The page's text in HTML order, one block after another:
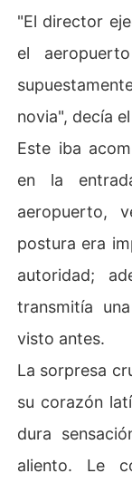
"El director
el
novia", decía
Este iba
en la
aeropuerto,
postura era
autoridad;
transmitía
visto antes.
La sorpresa
su corazón
dura
aliento. Le